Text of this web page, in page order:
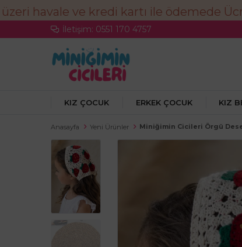
İletişim: 0551 170 4757
KIZ ÇOCUK ERKEK ÇOCUK KIZ
Anasayfa Yeni Ürünler Miniğimin Cicileri Örgü